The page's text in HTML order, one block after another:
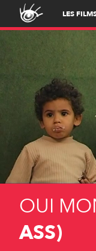
LES
OUI
ASS)